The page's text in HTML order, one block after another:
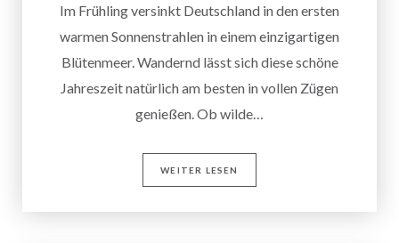
Im Frühling versinkt Deutschland in den ersten
warmen Sonnenstrahlen in einem einzigartigen
Blütenmeer. Wandernd lässt sich diese schöne
Jahreszeit natürlich am besten in vollen Zügen
genießen. Ob wilde…
WEITER LESEN